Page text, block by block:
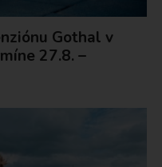
Gothal v
27.8. –